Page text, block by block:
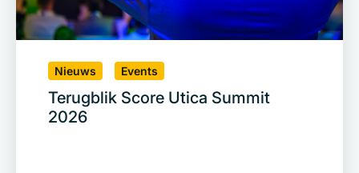
Nieuws Events
Terugblik Score Utica Summit
2026